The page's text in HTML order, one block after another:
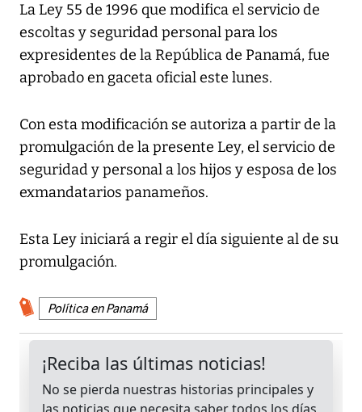
La Ley 55 de 1996 que modifica el servicio de
escoltas y seguridad personal para los
expresidentes de la República de Panamá, fue
aprobado en gaceta oficial este lunes.
Con esta modificación se autoriza a partir de la
promulgación de la presente Ley, el servicio de
seguridad y personal a los hijos y esposa de los
exmandatarios panameños.
Esta Ley iniciará a regir el día siguiente al de su
promulgación.
Política en Panamá